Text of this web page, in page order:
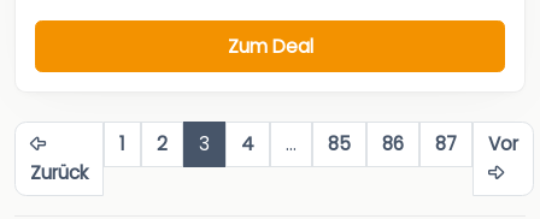
Zum Deal
Zurück
1 2 3 4 … 85 86 87 Vor